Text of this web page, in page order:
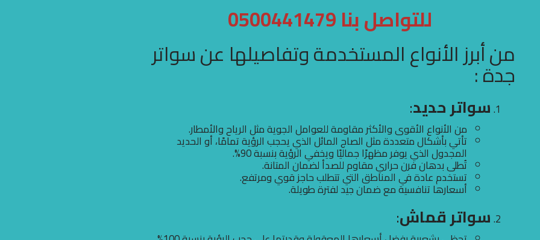
للتواصل بنا 0500441479
من أبرز الأنواع المستخدمة وتفاصيلها عن سواتر
جدة :
سواتر حديد:
من الأنواع الأقوى والأكثر مقاومة للعوامل الجوية مثل الرياح والأمطار.
تأتي بأشكال متعددة مثل الصاج المائل الذي يحجب الرؤية تمامًا، أو الحديد
المجدول الذي يوفر مظهرًا جماليًا ويخفي الرؤية بنسبة 90%.
تُطلى بدهان فرن حراري مقاوم للصدأ لضمان المتانة.
تستخدم عادة في المناطق التي تتطلب حاجز قوي ومرتفع.
أسعارها تنافسية مع ضمان جيد لفترة طويلة.
سواتر قماش: